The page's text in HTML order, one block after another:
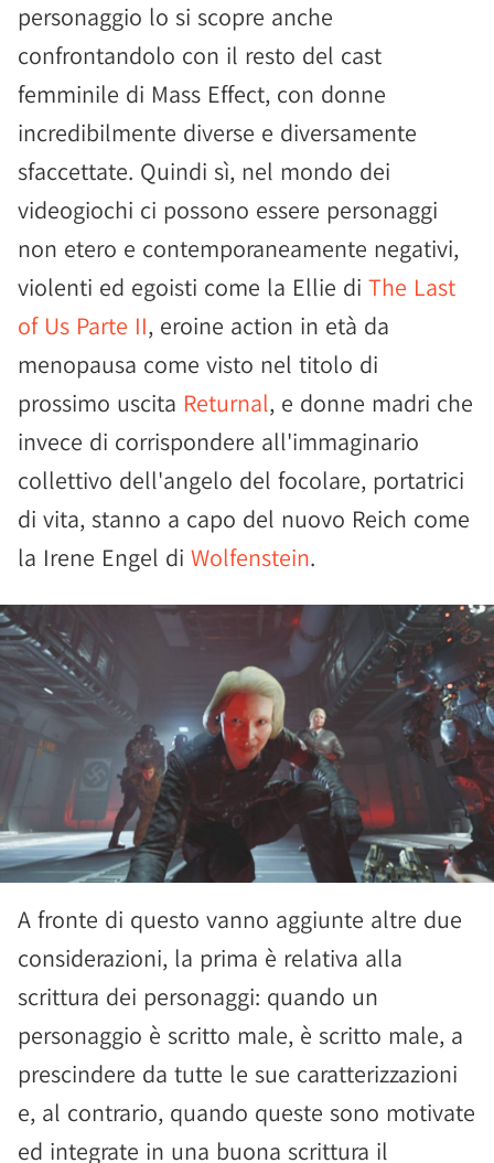
personaggio lo si scopre anche
confrontandolo con il resto del cast
femminile di Mass Effect, con donne
incredibilmente diverse e diversamente
sfaccettate. Quindi sì, nel mondo dei
videogiochi ci possono essere personaggi
non etero e contemporaneamente negativi,
violenti ed egoisti come la Ellie di The Last
of Us Parte II, eroine action in età da
menopausa come visto nel titolo di
prossimo uscita Returnal, e donne madri che
invece di corrispondere all'immaginario
collettivo dell'angelo del focolare, portatrici
di vita, stanno a capo del nuovo Reich come
la Irene Engel di Wolfenstein.
A fronte di questo vanno aggiunte altre due
considerazioni, la prima è relativa alla
scrittura dei personaggi: quando un
personaggio è scritto male, è scritto male, a
prescindere da tutte le sue caratterizzazioni
e, al contrario, quando queste sono motivate
ed integrate in una buona scrittura il